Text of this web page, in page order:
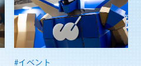
#イベント